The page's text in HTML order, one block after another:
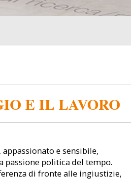
E IL LAVORO
e sensibile,
passione politica del tempo.
di fronte alle ingiustizie,